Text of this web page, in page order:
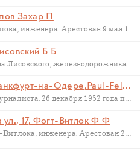
Захар П
Последний адрес Захара Петровича Филиппова, инженера. Арестован 9 мая 1933...
Б Б
Лисовского, железнодорожника....
Франкфурт на Одере, Германия, Франкфурт-на-Одере,Paul-Feldner-Straße, 13, Кампиони Х Г
Последний адрес Хорста Кампиони, фотожурналиста. 26 декабря 1952 года приговорен...
17, Фогт-Витлок Ф Ф
Последний адрес Федора Федоровича Фогт-Витлока, инженера. Арестован 27 июня...